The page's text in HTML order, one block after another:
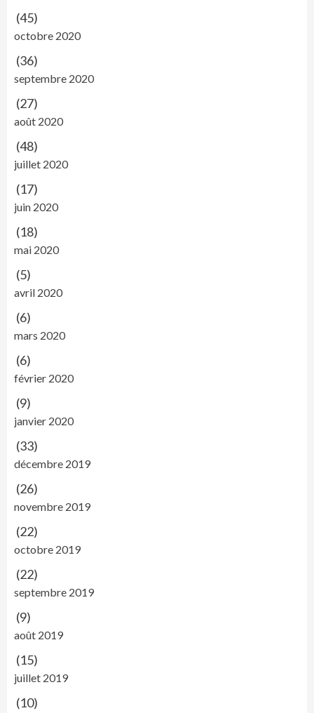
(45)
octobre 2020
(36)
septembre 2020
(27)
août 2020
(48)
juillet 2020
(17)
juin 2020
(18)
mai 2020
(5)
avril 2020
(6)
mars 2020
(6)
février 2020
(9)
janvier 2020
(33)
décembre 2019
(26)
novembre 2019
(22)
octobre 2019
(22)
septembre 2019
(9)
août 2019
(15)
juillet 2019
(10)